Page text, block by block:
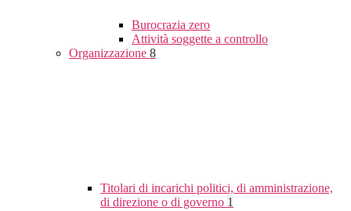
Burocrazia zero
Attività soggette a controllo
Organizzazione 8
Titolari di incarichi politici, di amministrazione,
di direzione o di governo 1